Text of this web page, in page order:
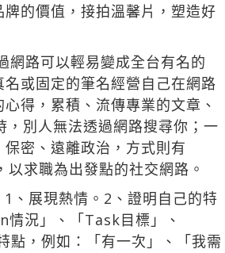
的價值，接拍溫馨片，塑造好
網路可以輕易變成全台有名的
或固定的筆名經營自己在網路
得，累積、流傳專業的文章、
別人無法透過網路搜尋你；一
密、遠離政治，方式則有
求職為出發點的社交網路。
、展現熱情。2、證明自己的特
況」、「Task目標」、
，例如：「有一次」、「我需